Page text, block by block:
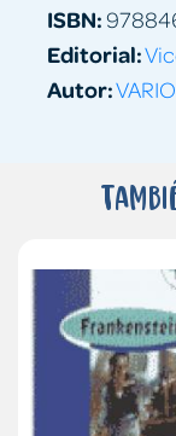
ISBN:
Editorial:
Autor: